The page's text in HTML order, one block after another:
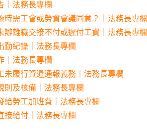
｜法務長專欄
需工會或勞資會議同意？｜法務長專欄
離職交接不付或遲付工資｜法務長專欄
勤紀錄｜法務長專欄
｜法務長專欄
履行資遣通報義務｜法務長專欄
則及核備｜法務長專欄
給勞工加班費｜法務長專欄
接給付｜法務長專欄